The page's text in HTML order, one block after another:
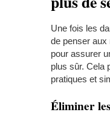
Une fois les
de penser aux
pour assurer
plus sûr. Cela
pratiques et
Éliminer